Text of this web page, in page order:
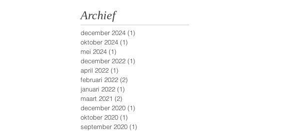
Archief
december 2024 (1)
oktober 2024 (1)
mei 2024 (1)
december 2022 (1)
april 2022 (1)
februari 2022 (2)
januari 2022 (1)
maart 2021 (2)
december 2020 (1)
oktober 2020 (1)
september 2020 (1)